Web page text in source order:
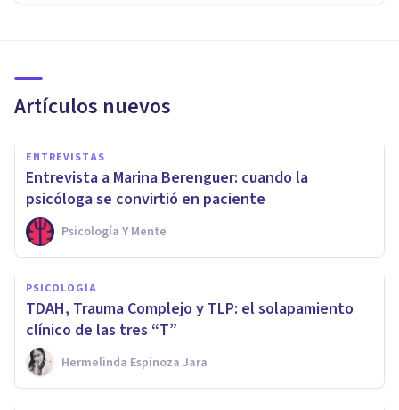
Artículos nuevos
ENTREVISTAS
Entrevista a Marina Berenguer: cuando la
psicóloga se convirtió en paciente
Psicología Y Mente
PSICOLOGÍA
TDAH, Trauma Complejo y TLP: el solapamiento
clínico de las tres “T”
Hermelinda Espinoza Jara